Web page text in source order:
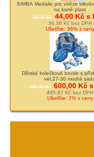
SIMBA Medaile pro vítěze
na kartě plast
69,00 Kč 44,00 Kč s
36,36 Kč bez DPH
Ušetříte: 36% z ceny
Dětské kolečkové brusle s
vel.27-30 modrá
645,00 Kč 600,00 Kč
495,87 Kč bez DPH
Ušetříte: 7% z ceny